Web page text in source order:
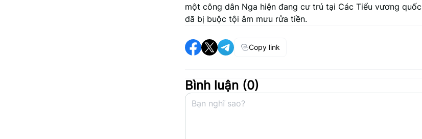
một công dân Nga hiện đang cư trú tại Các Tiểu vương
đã bị buộc tội âm mưu rửa tiền.
Copy link
Bình luận (0)